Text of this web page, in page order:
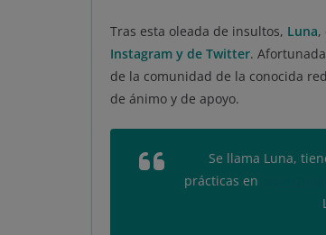
Tras esta oleada de insultos, Luna,
Instagram y de Twitter.
de la comunidad de la conocida
de ánimo y de apoyo.
Se llama Luna,
prácticas en